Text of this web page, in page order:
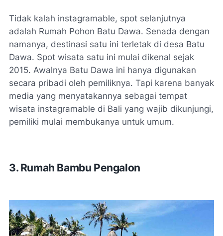
Tidak kalah instagramable, spot selanjutnya
adalah Rumah Pohon Batu Dawa. Senada dengan
namanya, destinasi satu ini terletak di desa Batu
Dawa. Spot wisata satu ini mulai dikenal sejak
2015. Awalnya Batu Dawa ini hanya digunakan
secara pribadi oleh pemiliknya. Tapi karena banyak
media yang menyatakannya sebagai tempat
wisata instagramable di Bali yang wajib dikunjungi,
pemiliki mulai membukanya untuk umum.
3. Rumah Bambu Pengalon